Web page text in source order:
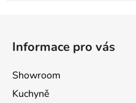
Informace pro vás
Showroom
Kuchyně